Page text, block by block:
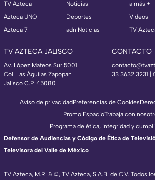
TV Azteca
Azteca UNO
Azteca 7
Noticias
Deportes
adn Noticias
a más +
Videos
TV
TV AZTECA JALISCO
Av. López Mateos Sur 5001
Col. Las Águilas Zapopan
Jalisco C.P. 45080
CONTACTO
33 3632 3231 |
TV Azteca, M.R. & ©, TV Azteca, S.A.B. de C.V. Todos
Aviso de privacidadPreferencias de Cookies
Promo EspacioTrabaja con
Programa de ética, integridad y
Defensor de Audiencias y Código de Ética de
Televisora del Valle de México